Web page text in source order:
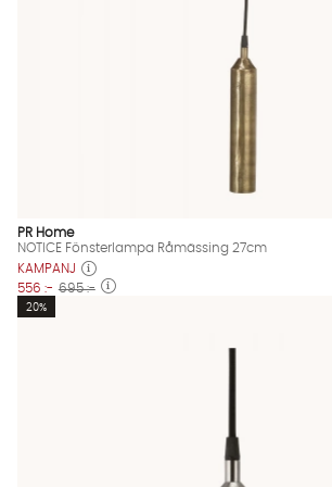
PR Home
NOTICE Fönsterlampa Råmässing 27cm
KAMPANJ
556 :- 695 :-
20%